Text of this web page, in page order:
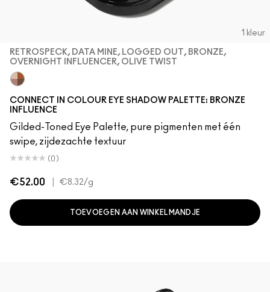
1 kleur
RETROSPECK, DATA MINE, LOGGED OUT, BRONZE,
OVERNIGHT INFLUENCER, OLIVE TWIST
CONNECT IN COLOUR EYE SHADOW PALETTE: BRONZE
INFLUENCE
Gilded-Toned Eye Palette, pure pigmenten met één
swipe, zijdezachte textuur
(0)
€52.00 €8.32/g
TOEVOEGEN AAN WINKELMANDJE